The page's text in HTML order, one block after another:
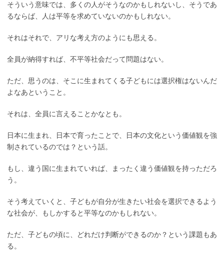
そういう意味では、多くの人がそうなのかもしれないし、そうであ
るならば、人は平等を求めていないのかもしれない。
それはそれで、アリな考え方のようにも思える。
全員が納得すれば、不平等社会だって問題はない。
ただ、思うのは、そこに生まれてくる子どもには選択権はないんだ
よなあということ。
それは、全員に言えることかなとも。
日本に生まれ、日本で育ったことで、日本の文化という価値観を強
制されているのでは？という話。
もし、違う国に生まれていれば、まったく違う価値観を持っただろ
う。
そう考えていくと、子どもが自分が生きたい社会を選択できるよう
な社会が、もしかすると平等なのかもしれない。
ただ、子どもの頃に、どれだけ判断ができるのか？という課題もあ
る。